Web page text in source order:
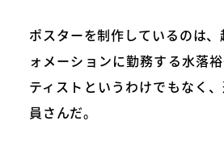
ポスターを制作しているのは
ォメーションに勤務する水落
ティストというわけでもなく
員さんだ。